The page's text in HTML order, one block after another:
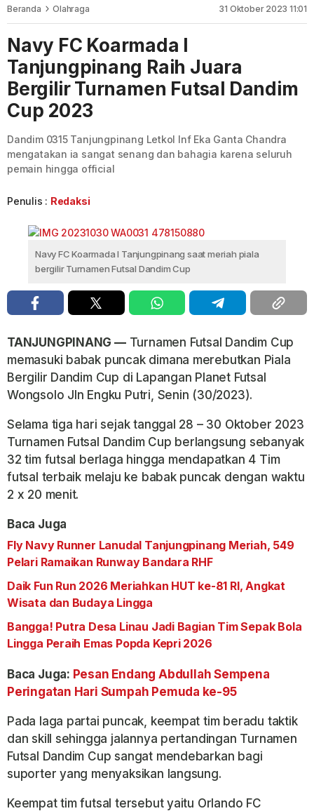
Beranda Olahraga 31 Oktober 2023 11:01
Navy FC Koarmada I
Tanjungpinang Raih Juara
Bergilir Turnamen Futsal Dandim
Cup 2023
Dandim 0315 Tanjungpinang Letkol Inf Eka Ganta Chandra
mengatakan ia sangat senang dan bahagia karena seluruh
pemain hingga official
Penulis : Redaksi
Navy FC Koarmada I Tanjungpinang saat meriah piala
bergilir Turnamen Futsal Dandim Cup
TANJUNGPINANG —Turnamen Futsal Dandim Cup
memasuki babak puncak dimana merebutkan Piala
Bergilir Dandim Cup di Lapangan Planet Futsal
Wongsolo Jln Engku Putri, Senin (30/2023).
Selama tiga hari sejak tanggal 28 – 30 Oktober 2023
Turnamen Futsal Dandim Cup berlangsung sebanyak
32 tim futsal berlaga hingga mendapatkan 4 Tim
futsal terbaik melaju ke babak puncak dengan waktu
2 x 20 menit.
Baca Juga
Fly Navy Runner Lanudal Tanjungpinang Meriah, 549
Pelari Ramaikan Runway Bandara RHF
Daik Fun Run 2026 Meriahkan HUT ke-81 RI, Angkat
Wisata dan Budaya Lingga
Bangga! Putra Desa Linau Jadi Bagian Tim Sepak Bola
Lingga Peraih Emas Popda Kepri 2026
Baca Juga: Pesan Endang Abdullah Sempena
Peringatan Hari Sumpah Pemuda ke-95
Pada laga partai puncak, keempat tim beradu taktik
dan skill sehingga jalannya pertandingan Turnamen
Futsal Dandim Cup sangat mendebarkan bagi
suporter yang menyaksikan langsung.
Keempat tim futsal tersebut yaitu Orlando FC